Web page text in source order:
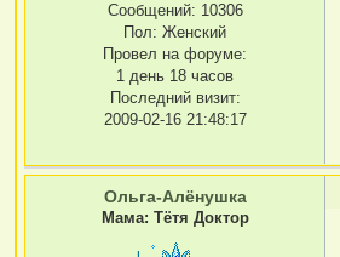
Сообщений: 10306
Пол: Женский
Провел на форуме:
1 день 18 часов
Последний визит:
2009-02-16 21:48:17
Ольга-Алёнушка
Мама: Тётя Доктор